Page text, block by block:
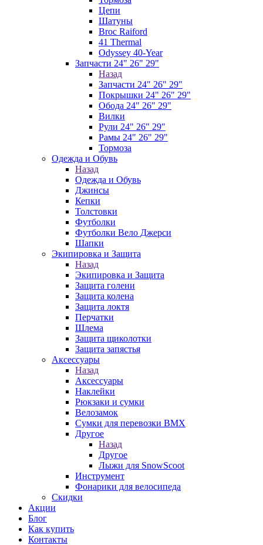
Цепи
Шатуны
Broc Raiford
41 Thermal
Odyssey 40-Year
Запчасти 24" 26" 29"
Назад
Запчасти 24" 26" 29"
Покрышки 24" 26" 29"
Обода 24" 26" 29"
Вилки
Рули 24" 26" 29"
Рамы 24" 26" 29"
Тормоза
Одежда и Обувь
Назад
Одежда и Обувь
Джинсы
Кепки
Толстовки
Футболки
Футболки Вело Джерси
Шапки
Экипировка и Защита
Назад
Экипировка и Защита
Защита голени
Защита колена
Защита локтя
Перчатки
Шлема
Защита щиколотки
Защита запястья
Аксессуары
Назад
Аксессуары
Наклейки
Рюкзаки и сумки
Велозамок
Сумки для перевозки BMX
Другое
Назад
Другое
Лыжи для SnowScoot
Инструмент
Фонарики для велосипеда
Скидки
Акции
Блог
Как купить
Контакты